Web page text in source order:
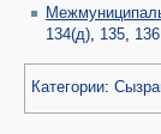
134(д), 135, 136
Категории: